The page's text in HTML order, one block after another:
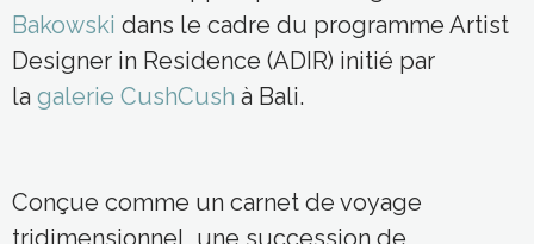
Bakowski dans le cadre du programme Artist
Designer in Residence (ADIR) initié par
la
galerie CushCush à Bali.
Conçue comme un carnet de voyage
tridimensionnel, une succession de